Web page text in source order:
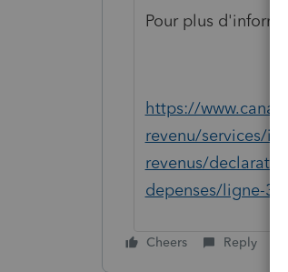
Pour plus
https://
revenu/services/
revenus/
depenses/ligne-
Cheers Reply